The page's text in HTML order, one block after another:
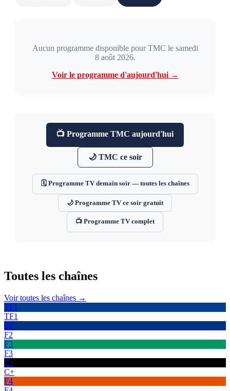
Aucun programme disponible pourTMC le samedi
8 août 2026.
Voir le programme d'aujourd'hui →
📺 Programme TMC aujourd'hui
🌙 TMC ce soir
🗓 Programme TV demain soir — toutes les chaînes
🌙 Programme TV ce soir gratuit
📺 Programme TV complet
Toutes les chaînes
Voir toutes les chaînes →
TF1
TF1
F2
F2
F3
F3
C+
C+
F4